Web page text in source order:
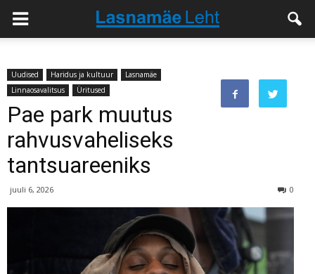
Uudised Haridus ja kultuur
Lasnamäe
Linnaosavalitsus
Üritused
Pae park muutus
rahvusvaheliseks
tantsuareeniks
juuli 6, 2026 0